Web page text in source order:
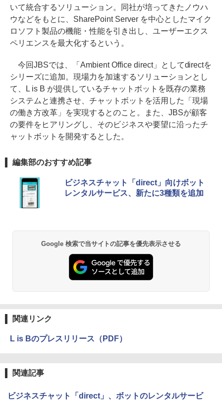
いて統合するソリューション。同社が培ってきたノウハ
ウなどをもとに、SharePoint Server を中心としたマイク
ロソフト製品の機能・性能を引き出し、ユーザーエクス
ペリエンスを最大化するという。
今回JBSでは、「Ambient Office direct」としてdirectを
シリーズに追加。現場力を加速するソリューションとし
て、L is B が提供しているチャットボットを既存の業務
システムと連携させ、チャットボットを活用した「現場
の働き方改革」を実現するとのこと。また、JBSが顧客
の要件をヒアリングし、そのビジネスや要望に沿ったチ
ャットボットを開発するとした。
編集部のおすすめ記事
ビジネスチャット「direct」向けボット
レンタルサービス、新たに3種類を追加
Google 検索で当サイトの記事を優先表示させる
関連リンク
L is Bのプレスリリース（PDF）
関連記事
ビジネスチャット「direct」、ボットのレンタルサービ